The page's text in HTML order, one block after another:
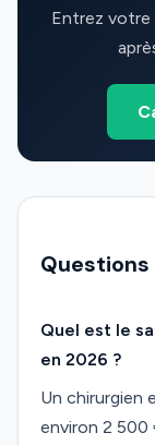
Entrez
Quel est le
en 2026 ?
Un chirurgien
environ 2